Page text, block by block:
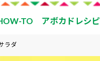
TO アボカドレシピ
ラダ